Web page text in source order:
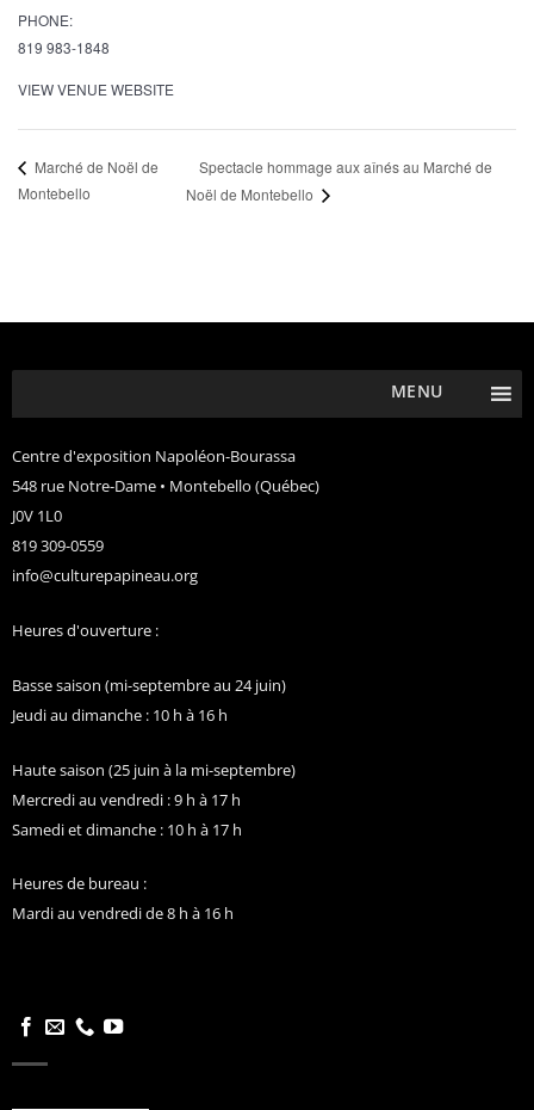
PHONE:
819 983-1848
VIEW VENUE WEBSITE
Marché de Noël de
Montebello
Spectacle hommage aux aînés au Marché de
Noël de Montebello
MENU
Centre d'exposition Napoléon-Bourassa
548 rue Notre-Dame • Montebello (Québec)
J0V 1L0
819 309-0559
info@culturepapineau.org
Heures d'ouverture :
Basse saison (mi-septembre au 24 juin)
Jeudi au dimanche : 10 h à 16 h
Haute saison (25 juin à la mi-septembre)
Mercredi au vendredi : 9 h à 17 h
Samedi et dimanche : 10 h à 17 h
Heures de bureau :
Mardi au vendredi de 8 h à 16 h